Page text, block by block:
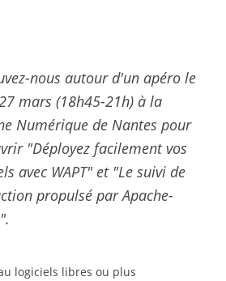
nous autour d'un apéro le
mars (18h45-21h) à la
Numérique de Nantes pour
"Déployez facilement vos
avec WAPT" et "Le suivi de
propulsé par Apache-
logiciels libres ou plus